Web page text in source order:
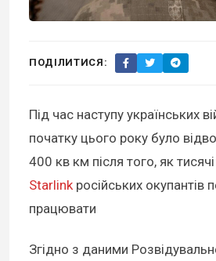
ПОДІЛИТИСЯ:
Під час наступу українських
початку цього року було
400 кв км після того, як тисячі
Starlink російських окупантів
працювати
Згідно з даними